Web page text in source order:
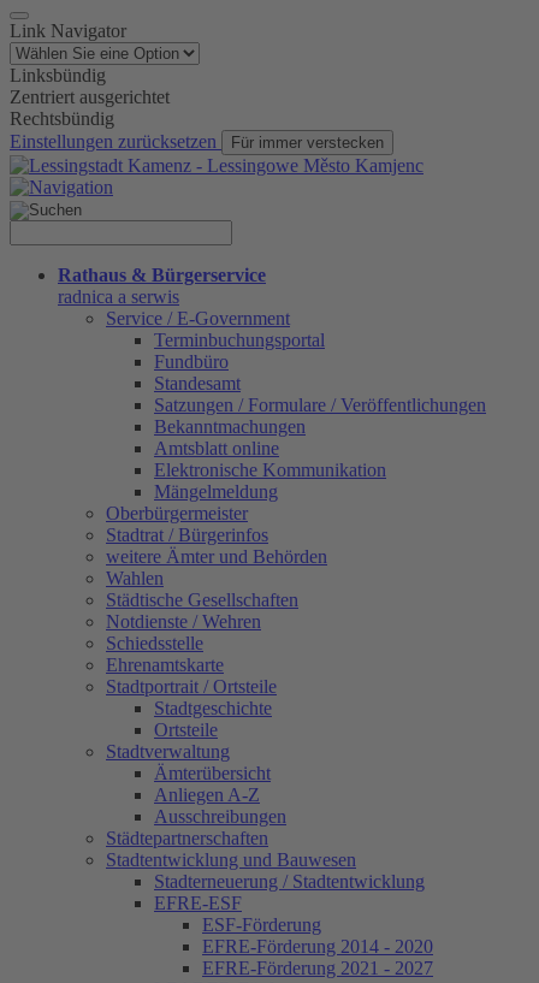
Link Navigator
Linksbündig
Zentriert ausgerichtet
Rechtsbündig
Einstellungen zurücksetzen
Für immer verstecken
Rathaus & Bürgerservice
radnica a serwis
Service / E-Government
Terminbuchungsportal
Fundbüro
Standesamt
Satzungen / Formulare / Veröffentlichungen
Bekanntmachungen
Amtsblatt online
Elektronische Kommunikation
Mängelmeldung
Oberbürgermeister
Stadtrat / Bürgerinfos
weitere Ämter und Behörden
Wahlen
Städtische Gesellschaften
Notdienste / Wehren
Schiedsstelle
Ehrenamtskarte
Stadtportrait / Ortsteile
Stadtgeschichte
Ortsteile
Stadtverwaltung
Ämterübersicht
Anliegen A-Z
Ausschreibungen
Städtepartnerschaften
Stadtentwicklung und Bauwesen
Stadterneuerung / Stadtentwicklung
EFRE-ESF
ESF-Förderung
EFRE-Förderung 2014 - 2020
EFRE-Förderung 2021 - 2027